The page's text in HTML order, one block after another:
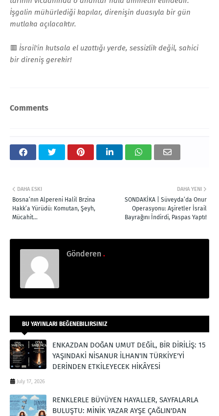
İşgalin mühürlediği kapılar, direnişin duasıyla bir gün
mutlaka açılacaktır.
🟥 İsrail'in kutsala el uzattığı yerde, sessizlik değil, sahici
bir direniş gerekir!
Comments
DAHA YENI
SONDAKİKA | Süveyda’da Onur
Operasyonu: Aşiretler İsrail
Bayrağını İndirdi, Paspas Yaptı!
DAHA ESKI
Bosna’nın Alpereni Halil Brzina
Hakk’a Yürüdü: Komutan, Şeyh,
Mücahit…
Gönderen .
BU YAYINLARI BEĞENEBILIRSINIZ
ENKAZDAN DOĞAN UMUT DEĞİL, BİR DİRİLİŞ: 15
YAŞINDAKİ NİSANUR İLHAN'IN TÜRKİYE'Yİ
DERİNDEN ETKİLEYECEK HİKÂYESİ
July 17, 2026
RENKLERLE BÜYÜYEN HAYALLER, SAYFALARLA
BULUŞTU: MİNİK YAZAR AYŞE ÇAĞLIN'DAN